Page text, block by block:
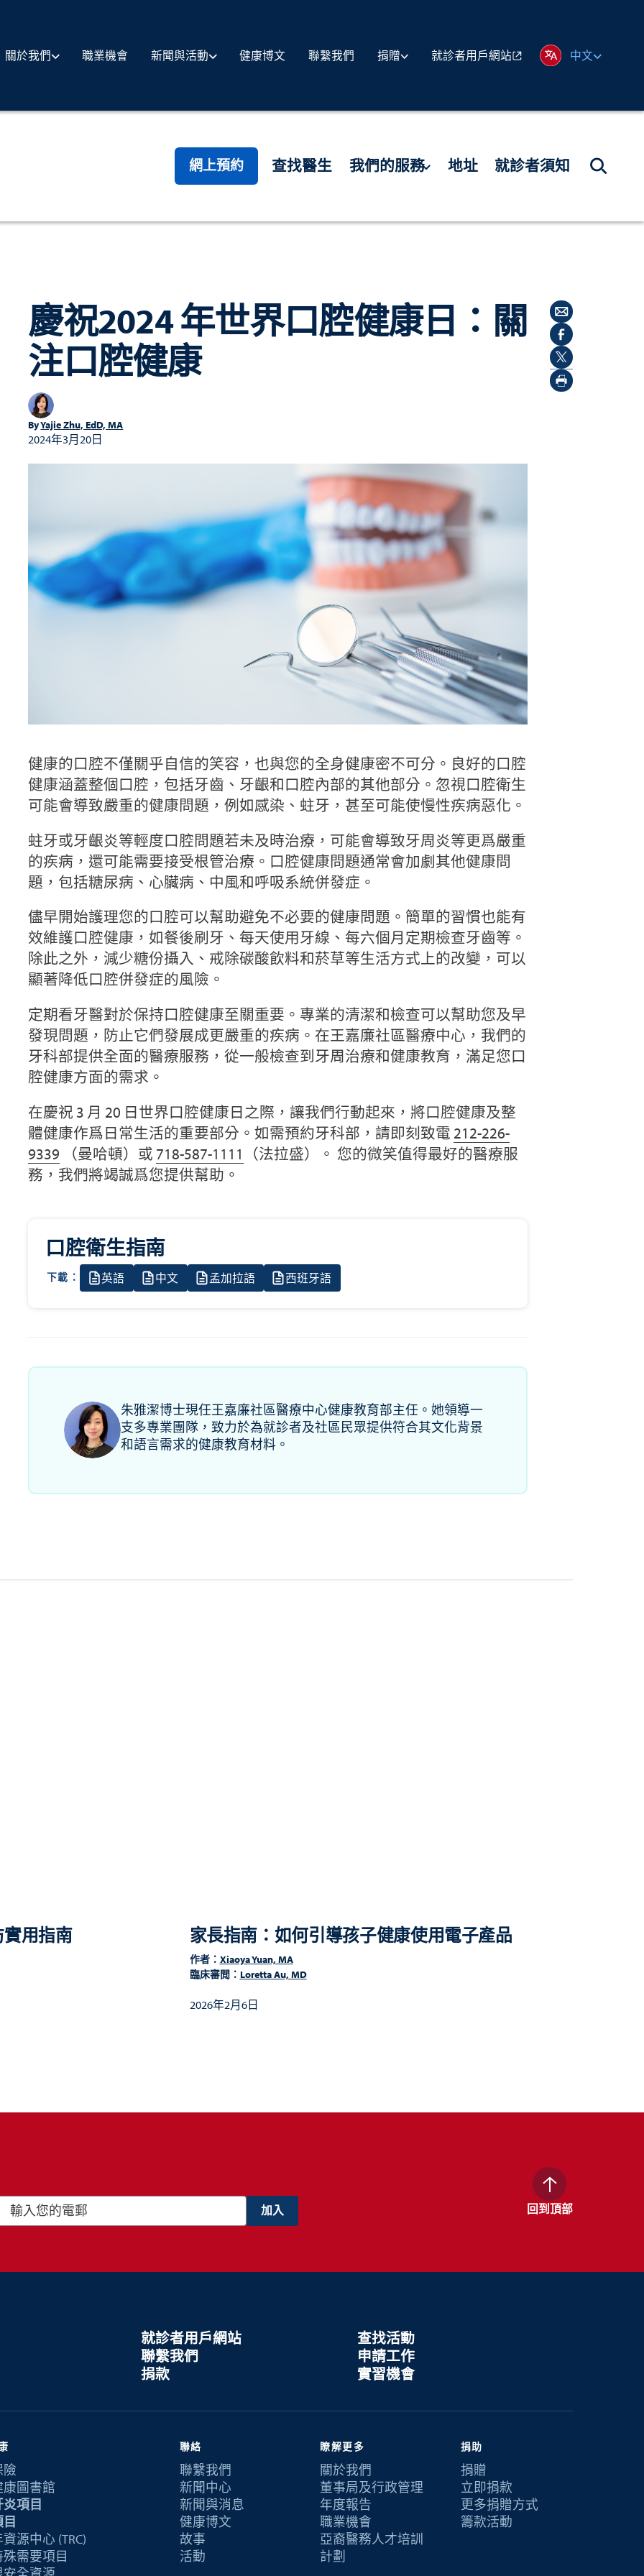
關於我們 職業機會 新聞與活動 健康博文 聯繫我們 捐贈 就診者用戶網站 中文
網上預約 查找醫生 我們的服務 地址 就診者須知
慶祝2024 年世界口腔健康日：關
注口腔健康
ByYajie Zhu, EdD, MA
2024年3月20日
健康的口腔不僅關乎自信的笑容，也與您的全身健康密不可分。良好的口腔
健康涵蓋整個口腔，包括牙齒、牙齦和口腔內部的其他部分。忽視口腔衛生
可能會導致嚴重的健康問題，例如感染、蛀牙，甚至可能使慢性疾病惡化。
蛀牙或牙齦炎等輕度口腔問題若未及時治療，可能會導致牙周炎等更爲嚴重
的疾病，還可能需要接受根管治療。口腔健康問題通常會加劇其他健康問
題，包括糖尿病、心臟病、中風和呼吸系統併發症。
儘早開始護理您的口腔可以幫助避免不必要的健康問題。簡單的習慣也能有
效維護口腔健康，如餐後刷牙、每天使用牙線、每六個月定期檢查牙齒等。
除此之外，減少糖份攝入、戒除碳酸飲料和菸草等生活方式上的改變，可以
顯著降低口腔併發症的風險。
定期看牙醫對於保持口腔健康至關重要。專業的清潔和檢查可以幫助您及早
發現問題，防止它們發展成更嚴重的疾病。在王嘉廉社區醫療中心，我們的
牙科部提供全面的醫療服務，從一般檢查到牙周治療和健康教育，滿足您口
腔健康方面的需求。
在慶祝 3 月 20 日世界口腔健康日之際，讓我們行動起來，將口腔健康及整
體健康作爲日常生活的重要部分。如需預約牙科部，請即刻致電 212-226-
9339 （曼哈頓）或 718-587-1111
（法拉盛）。 您的微笑值得最好的醫療服
務，我們將竭誠爲您提供幫助。
口腔衛生指南
下載： 英語 中文 孟加拉語 西班牙語
朱雅潔博士現任王嘉廉社區醫療中心健康教育部主任。她領導一
支多專業團隊，致力於為就診者及社區民眾提供符合其文化背景
和語言需求的健康教育材料。
用指南 家長指南：如何引導孩子健康使用電子產品
作者： Xiaoya Yuan, MA
臨床審閲： Loretta Au, MD
2026年2月6日
回到頂部
就診者用戶網站
聯繫我們
捐款
查找活動
申請工作
實習機會
險
圖書館
項目
源中心 (TRC)
需要項目
聯絡
聯繫我們
新聞中心
新聞與消息
健康博文
故事
活動
瞭解更多
關於我們
董事局及行政管理
年度報告
職業機會
亞裔醫務人才培訓
計劃
捐助
捐贈
立即捐款
更多捐贈方式
籌款活動